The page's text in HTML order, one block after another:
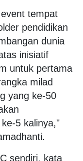
tempat
pendidikan
dunia
inisiatif
untuk pertama
milad
yang ke-50
5 kalinya,"
sendiri, kata